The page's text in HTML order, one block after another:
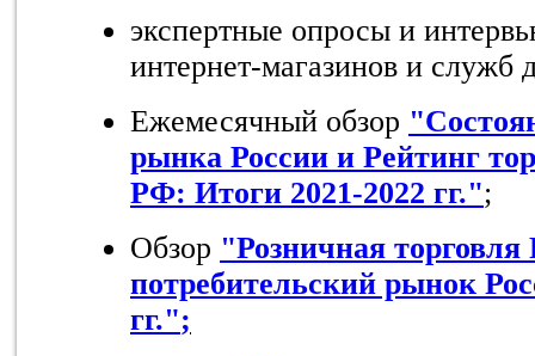
экспертные опросы и
интернет-магазинов и служб
Ежемесячный обзор
рынка России и Рейтинг
РФ: Итоги 2021-2022 гг.";
Обзор "Розничная торговля
потребительский рынок
гг.";